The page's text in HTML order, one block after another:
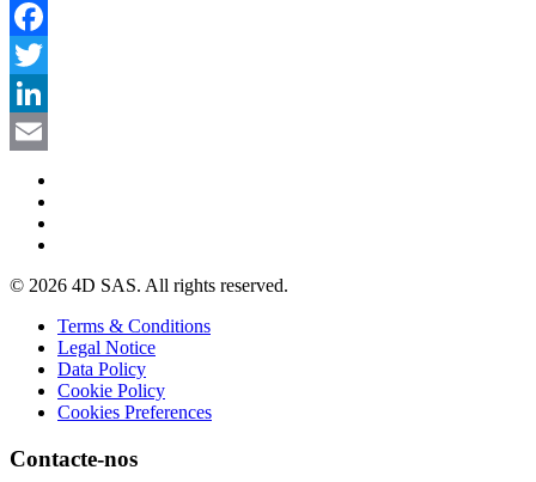
Facebook
Twitter
LinkedIn
© 2026 4D SAS. All rights reserved.
Terms & Conditions
Legal Notice
Data Policy
Cookie Policy
Cookies Preferences
Contacte-nos